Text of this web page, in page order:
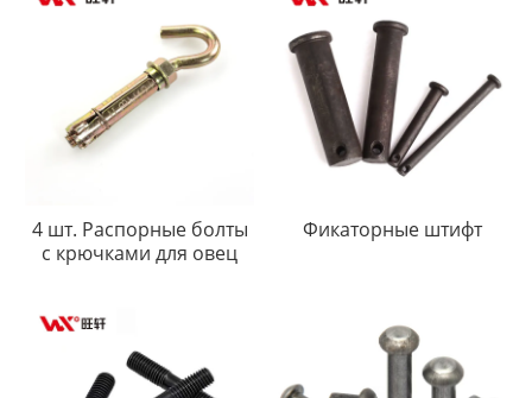
4 шт. Распорные болты
с крючками для овец
Фикаторные штифт